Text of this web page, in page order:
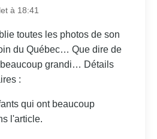
à 18:41
toutes les photos de son
du Québec… Que dire de
grandi… Détails
:
qui ont beaucoup
l'article.